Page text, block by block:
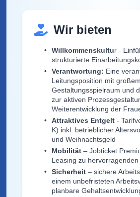
Wir bieten
Willkommenskultur -
strukturierte
Verantwortung: Eine
Leitungsposition mit großem
Gestaltungsspielraum und
zur aktiven
Weiterentwicklung der
Attraktives Entgelt-
K) inkl. betrieblicher
und Weihnachtsgeld
Mobilität– Jobticket
Leasing zu
Sicherheit– sichere
einem unbefristeten
planbare